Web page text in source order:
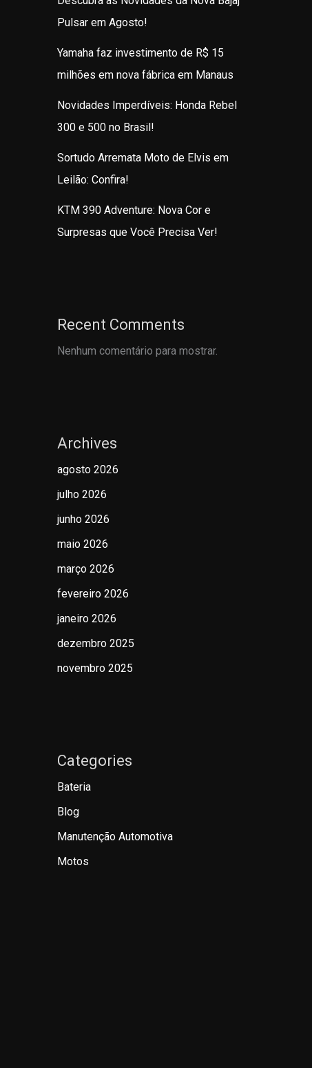
Pulsar em Agosto!
Yamaha faz investimento de R$ 15
milhões em nova fábrica em Manaus
Novidades Imperdíveis: Honda Rebel
300 e 500 no Brasil!
Sortudo Arremata Moto de Elvis em
Leilão: Confira!
KTM 390 Adventure: Nova Cor e
Surpresas que Você Precisa Ver!
Recent Comments
Nenhum comentário para mostrar.
Archives
agosto 2026
julho 2026
junho 2026
maio 2026
março 2026
fevereiro 2026
janeiro 2026
dezembro 2025
novembro 2025
Categories
Bateria
Blog
Manutenção Automotiva
Motos